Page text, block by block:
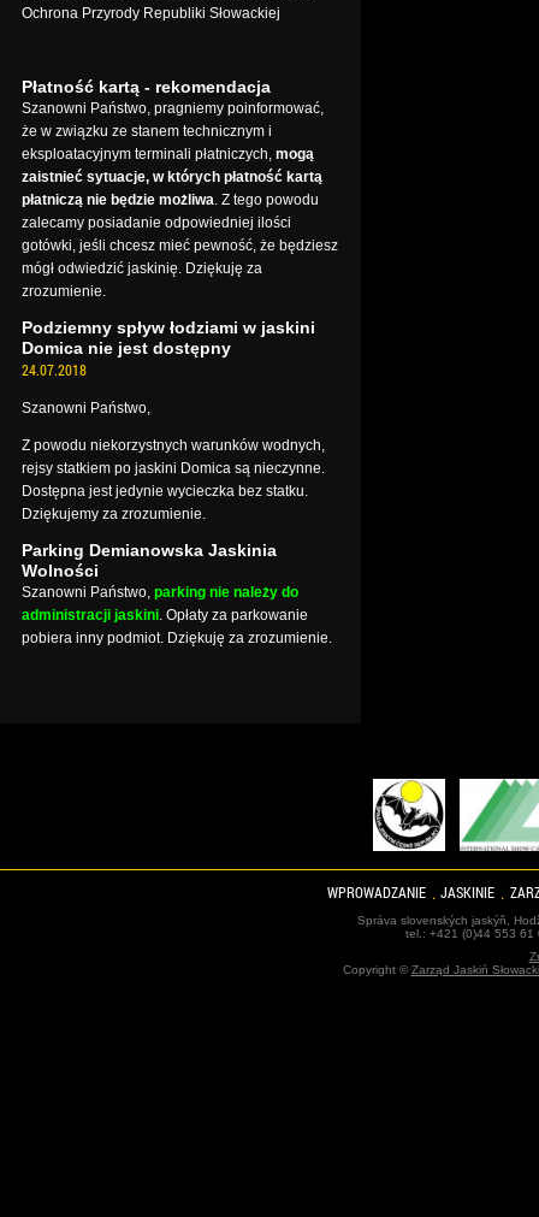
Ochrona Przyrody Republiki Słowackiej
Płatność kartą - rekomendacja
Szanowni Państwo, pragniemy poinformować,
że w związku ze stanem technicznym i
eksploatacyjnym terminali płatniczych, mogą
zaistnieć sytuacje, w których płatność kartą
płatniczą nie będzie możliwa. Z tego powodu
zalecamy posiadanie odpowiedniej ilości
gotówki, jeśli chcesz mieć pewność, że będziesz
mógł odwiedzić jaskinię. Dziękuję za
zrozumienie.
Podziemny spływ łodziami w jaskini
Domica nie jest dostępny
24.07.2018
Szanowni Państwo,
Z powodu niekorzystnych warunków wodnych,
rejsy statkiem po jaskini Domica są nieczynne.
Dostępna jest jedynie wycieczka bez statku.
Dziękujemy za zrozumienie.
Parking Demianowska Jaskinia
Wolności
Szanowni Państwo, parking nie należy do
administracji jaskini. Opłaty za parkowanie
pobiera inny podmiot. Dziękuję za zrozumienie.
WPROWADZANIE JASKINIE
Správa slovenských jaskýň,
tel.: +421 (0)44 553
Copyright ©Zarząd Jaskiń